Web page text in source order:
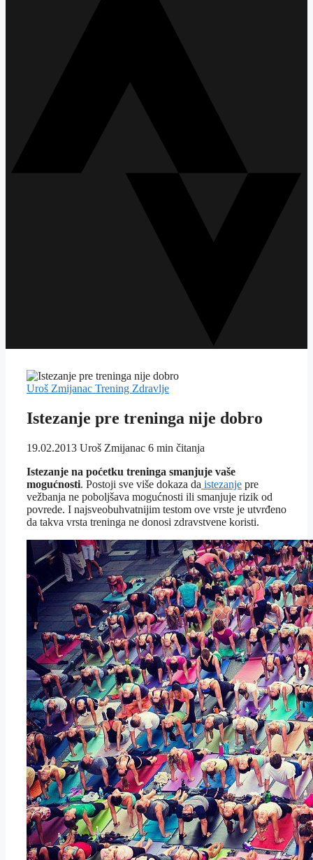
Uroš Zmijanac Trening Zdravlje
Istezanje pre treninga nije dobro
19.02.2013 Uroš Zmijanac 6 min čitanja
Istezanje na poćetku treninga smanjuje vaše
mogućnosti. Postoji sve više dokaza da istezanje pre
vežbanja ne poboljšava mogućnosti ili smanjuje rizik od
povrede. I najsveobuhvatnijim testom ove vrste je utvrđeno
da takva vrsta treninga ne donosi zdravstvene koristi.